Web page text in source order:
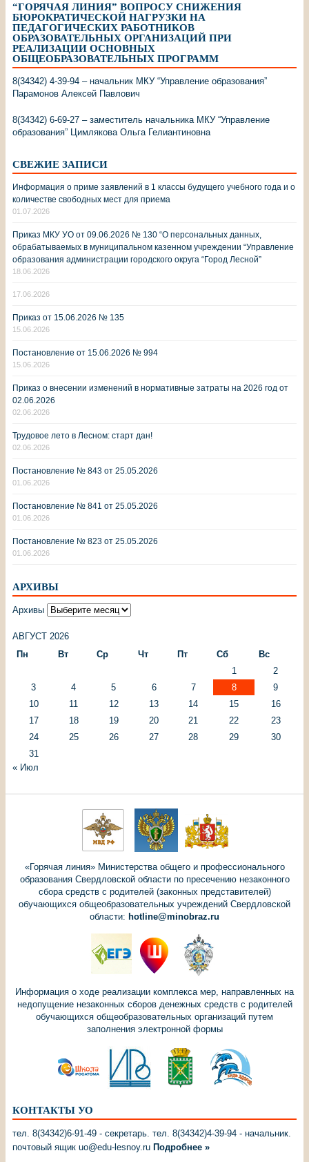
“ГОРЯЧАЯ ЛИНИЯ” ВОПРОСУ СНИЖЕНИЯ
БЮРОКРАТИЧЕСКОЙ НАГРУЗКИ НА
ПЕДАГОГИЧЕСКИХ РАБОТНИКОВ
ОБРАЗОВАТЕЛЬНЫХ ОРГАНИЗАЦИЙ ПРИ
РЕАЛИЗАЦИИ ОСНОВНЫХ
ОБЩЕОБРАЗОВАТЕЛЬНЫХ ПРОГРАММ
8(34342) 4-39-94 – начальник МКУ “Управление образования”
Парамонов Алексей Павлович
8(34342) 6-69-27 – заместитель начальника МКУ “Управление
образования” Цимлякова Ольга Гелиантиновна
СВЕЖИЕ ЗАПИСИ
Информация о приме заявлений в 1 классы будущего учебного года и о
количестве свободных мест для приема
01.07.2026
Приказ МКУ УО от 09.06.2026 № 130 “О персональных данных,
обрабатываемых в муниципальном казенном учреждении “Управление
образования администрации городского округа “Город Лесной”
18.06.2026
17.06.2026
Приказ от 15.06.2026 № 135
15.06.2026
Постановление от 15.06.2026 № 994
15.06.2026
Приказ о внесении изменений в нормативные затраты на 2026 год от
02.06.2026
02.06.2026
Трудовое лето в Лесном: старт дан!
02.06.2026
Постановление № 843 от 25.05.2026
01.06.2026
Постановление № 841 от 25.05.2026
01.06.2026
Постановление № 823 от 25.05.2026
01.06.2026
АРХИВЫ
Архивы
АВГУСТ 2026
Пн
Вт Ср Чт Пт Сб
Вс
1
2
3
4 5 6 7 8
9
10
11 12 13 14 15
16
17
18 19 20 21 22
23
24
25 26 27 28 29
30
31
« Июл
«Горячая линия» Министерства общего и профессионального
образования Свердловской области по пресечению незаконного
сбора средств с родителей (законных представителей)
обучающихся общеобразовательных учреждений Свердловской
области: hotline@minobraz.ru
Информация о ходе реализации комплекса мер, направленных на
недопущение незаконных сборов денежных средств с родителей
обучающихся общеобразовательных организаций путем
заполнения электронной формы
КОНТАКТЫ УО
тел. 8(34342)6-91-49 - секретарь. тел. 8(34342)4-39-94 - начальник.
почтовый ящик uo@edu-lesnoy.ru Подробнее »